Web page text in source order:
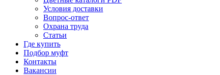
Условия доставки
Вопрос-ответ
Охрана труда
Статьи
Где купить
Подбор муфт
Контакты
Вакансии